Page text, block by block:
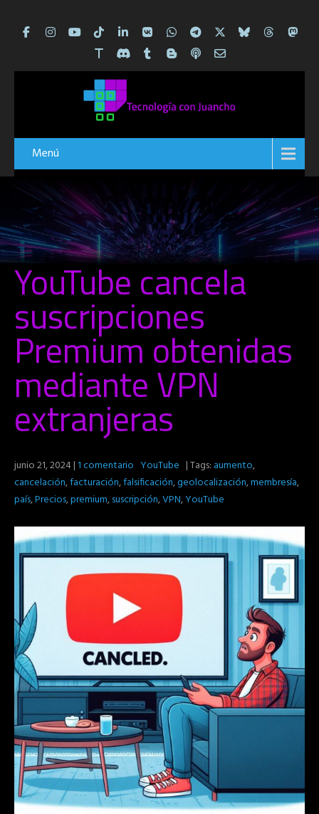
Menú
YouTube cancela
suscripciones
Premium obtenidas
mediante VPN
extranjeras
junio 21, 2024|1 comentario YouTube | Tags: aumento,
cancelación,facturación,falsificación,geolocalización,membresía,
país,Precios,premium,suscripción,VPN,YouTube